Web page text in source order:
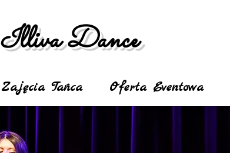
Illiva Dance
Zajęcia Tańca Oferta Eventowa